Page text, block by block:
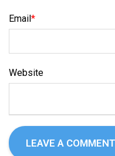
Email*
Website